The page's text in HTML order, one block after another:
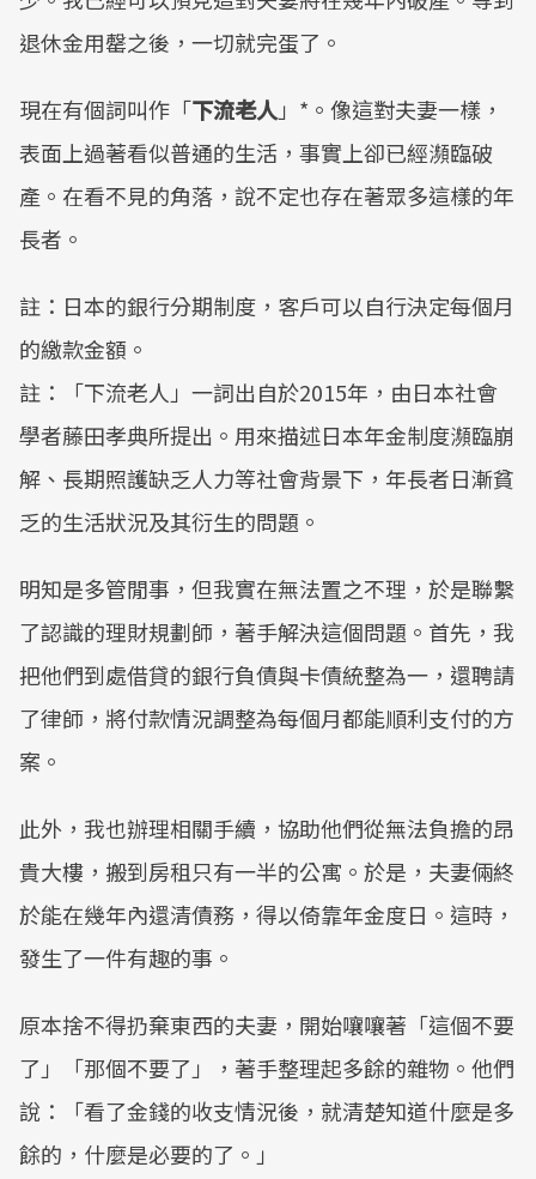
退休金用罄之後，一切就完蛋了。
現在有個詞叫作「下流老人 」*。像這對夫妻一樣，
表面上過著看似普通的生活，事實上卻已經瀕臨破
產。在看不見的角落，說不定也存在著眾多這樣的年
長者。
註：日本的銀行分期制度，客戶可以自行決定每個月
的繳款金額。
註：「下流老人」一詞出自於2015年，由日本社會
學者藤田孝典所提出。用來描述日本年金制度瀕臨崩
解、長期照護缺乏人力等社會背景下，年長者日漸貧
乏的生活狀況及其衍生的問題。
明知是多管閒事，但我實在無法置之不理，於是聯繫
了認識的理財規劃師，著手解決這個問題。首先，我
把他們到處借貸的銀行負債與卡債統整為一，還聘請
了律師，將付款情況調整為每個月都能順利支付的方
案。
此外，我也辦理相關手續，協助他們從無法負擔的昂
貴大樓，搬到房租只有一半的公寓。於是，夫妻倆終
於能在幾年內還清債務，得以倚靠年金度日。這時，
發生了一件有趣的事。
原本捨不得扔棄東西的夫妻，開始嚷嚷著「這個不要
了」「那個不要了」，著手整理起多餘的雜物。他們
說：「看了金錢的收支情況後，就清楚知道什麼是多
餘的，什麼是必要的了。」